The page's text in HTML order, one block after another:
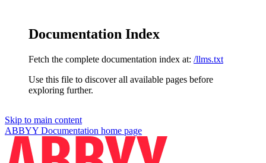
Documentation Index
Fetch the complete documentation index at: /llms.txt
Use this file to discover all available pages before
exploring further.
Skip to main content
ABBYY Documentation home page